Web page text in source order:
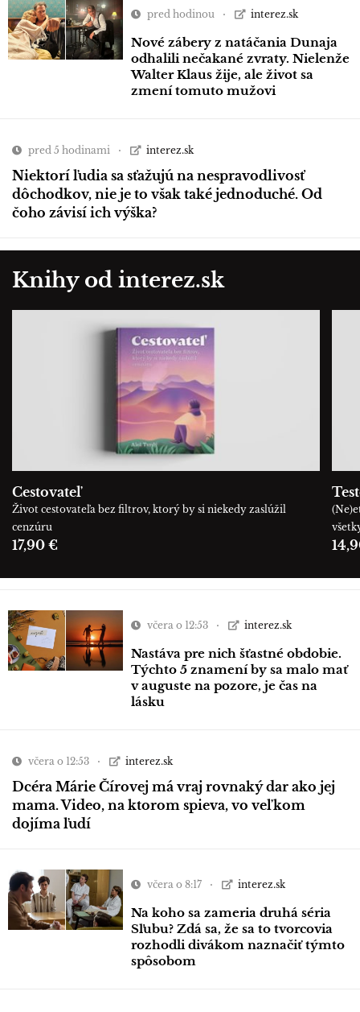
pred hodinou interez.sk
Nové zábery z natáčania Dunaja
odhalili nečakané zvraty. Nielenže
Walter Klaus žije, ale život sa
zmení tomuto mužovi
pred 5 hodinami interez.sk
Niektorí ľudia sa sťažujú na nespravodlivosť
dôchodkov, nie je to však také jednoduché. Od
čoho závisí ich výška?
Knihy od interez.sk
Cestovateľ
Život cestovateľa bez filtrov, ktorý by si niekedy zaslúžil
cenzúru
17,90 €
včera o 12:53 interez.sk
Nastáva pre nich šťastné obdobie.
Týchto 5 znamení by sa malo mať
v auguste na pozore, je čas na
lásku
včera o 12:53 interez.sk
Dcéra Márie Čírovej má vraj rovnaký dar ako jej
mama. Video, na ktorom spieva, vo veľkom
dojíma ľudí
včera o 8:17 interez.sk
Na koho sa zameria druhá séria
Sľubu? Zdá sa, že sa to tvorcovia
rozhodli divákom naznačiť týmto
spôsobom